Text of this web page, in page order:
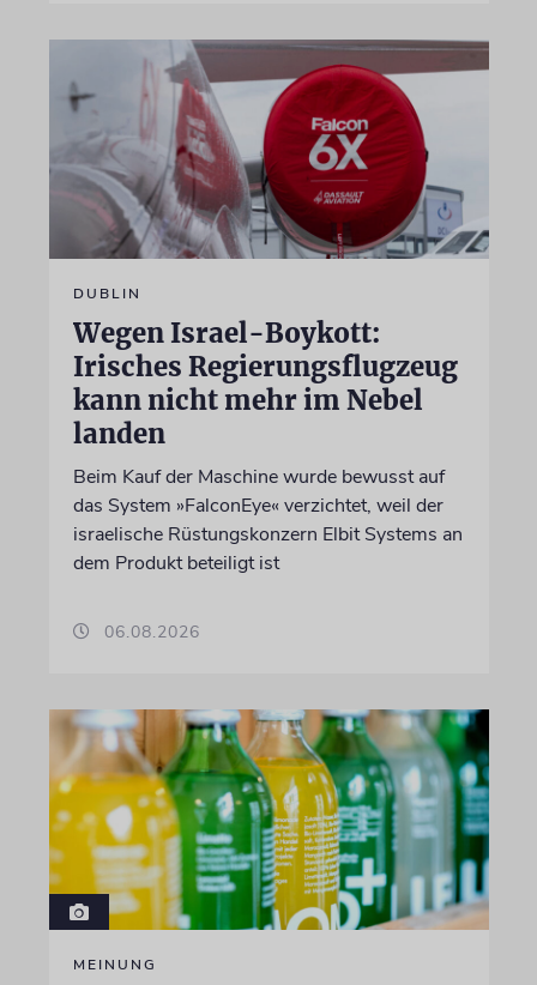
DUBLIN
Wegen Israel-Boykott:
Irisches Regierungsflugzeug
kann nicht mehr im Nebel
landen
Beim Kauf der Maschine wurde bewusst auf
das System »FalconEye« verzichtet, weil der
israelische Rüstungskonzern Elbit Systems an
dem Produkt beteiligt ist
06.08.2026
MEINUNG